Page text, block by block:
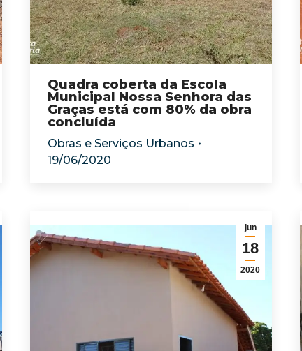
Quadra coberta da Escola
Municipal Nossa Senhora das
Graças está com 80% da obra
concluída
Obras e Serviços Urbanos
19/06/2020
jun
18
2020